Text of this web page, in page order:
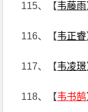
115、【韦藤雨
116、【韦正睿
117、【韦凌璟
118、【韦书鹄